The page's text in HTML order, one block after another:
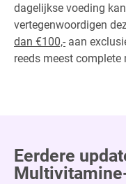
dagelijkse voeding
vertegenwoordigen
dan €100,- aan
reeds meest
Eerdere